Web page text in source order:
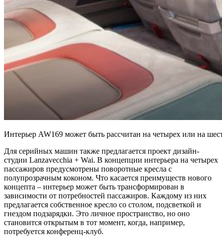
Интерьер AW169 может быть рассчитан на четырех или на
Для серийных машин также предлагается проект дизайн-
студии Lanzavecchia + Wai. В концепции интерьера на четырех
пассажиров предусмотрены поворотные кресла с
полупрозрачным коконом. Что касается преимуществ нового
концепта – интерьер может быть трансформирован в
зависимости от потребностей пассажиров. Каждому из них
предлагается собственное кресло со столом, подсветкой и
гнездом подзарядки. Это личное пространство, но оно
становится открытым в тот момент, когда, например,
потребуется конференц-клуб.